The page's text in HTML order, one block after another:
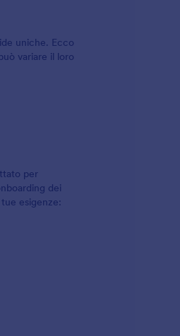
uniche. Ecco
variare il loro
per
dei
esigenze: